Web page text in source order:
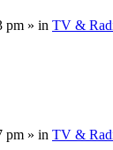
pm » in TV &
pm » in TV &